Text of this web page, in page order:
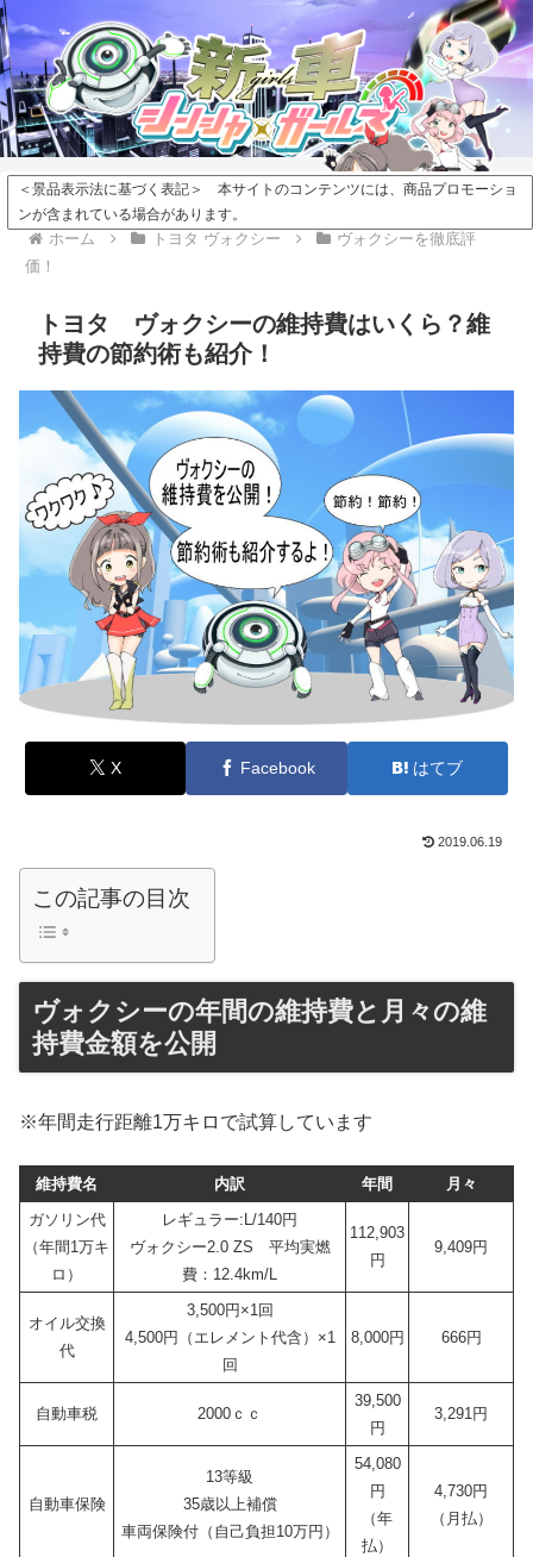
＜景品表示法に基づく表記＞ 本サイトのコンテンツには、商品プロモーショ
ンが含まれている場合があります。
ホーム トヨタ ヴォクシー
ヴォクシーを徹底評
価！
トヨタ ヴォクシーの維持費はいくら？維
持費の節約術も紹介！
X Facebook はてブ
2019.06.19
この記事の目次
ヴォクシーの年間の維持費と月々の維
持費金額を公開
※年間走行距離1万キロで試算しています
維持費名 内訳 年間
月々
ガソリン代
（年間1万キ
ロ）
レギュラー:L/140円
ヴォクシー2.0 ZS 平均実燃
費：12.4km/L
112,903
円
9,409円
オイル交換
代
3,500円×1回
4,500円（エレメント代含）×1
回
8,000円 666円
自動車税 2000ｃｃ
39,500
円
3,291円
自動車保険
13等級
35歳以上補償
車両保険付（自己負担10万円）
54,080
円
（年
払）
4,730円
（月払）